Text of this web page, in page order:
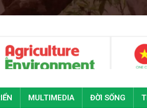
MULTIMEDIA ĐỜI SỐNG